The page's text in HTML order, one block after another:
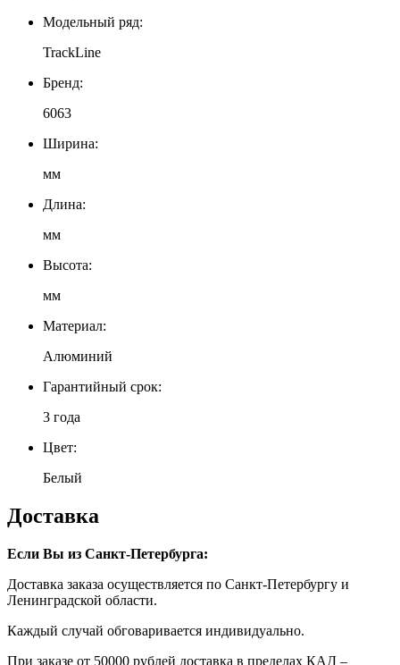
Модельный ряд:
TrackLine
Бренд:
6063
Ширина:
мм
Длина:
мм
Высота:
мм
Материал:
Алюминий
Гарантийный срок:
3 года
Цвет:
Белый
Доставка
Если Вы из Санкт-Петербурга:
Доставка заказа осуществляется по Санкт-Петербургу и
Ленинградской области.
Каждый случай обговаривается индивидуально.
При заказе от 50000 рублей доставка в пределах КАД –